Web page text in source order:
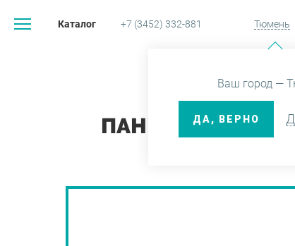
Каталог +7 (3452) 332-881 Тюмень
Ваш город —
ДА, ВЕРНО
ПАНЕЛЬ